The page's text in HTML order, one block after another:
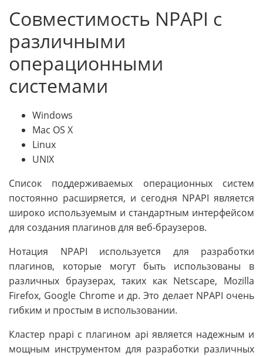
Совместимость NPAPI с
различными
операционными
системами
Windows
Mac OS X
Linux
UNIX
Список поддерживаемых операционных систем
постоянно расширяется, и сегодня NPAPI является
широко используемым и стандартным интерфейсом
для создания плагинов для веб-браузеров.
Нотация NPAPI используется для разработки
плагинов, которые могут быть использованы в
различных браузерах, таких как Netscape, Mozilla
Firefox, Google Chrome и др. Это делает NPAPI очень
гибким и простым в использовании.
Кластер npapi с плагином api является надежным и
мощным инструментом для разработки различных